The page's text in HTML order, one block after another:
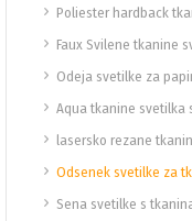
Poliester hardback
Faux Svilene tkanine
Odeja svetilke za
Aqua tkanine svetilka
lasersko rezane
Odsenek svetilke za
Sena svetilke s